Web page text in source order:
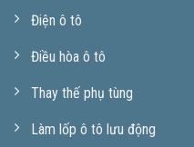
Điện ô tô
Điều hòa ô tô
Thay thế phụ tùng
Làm lốp ô tô lưu động